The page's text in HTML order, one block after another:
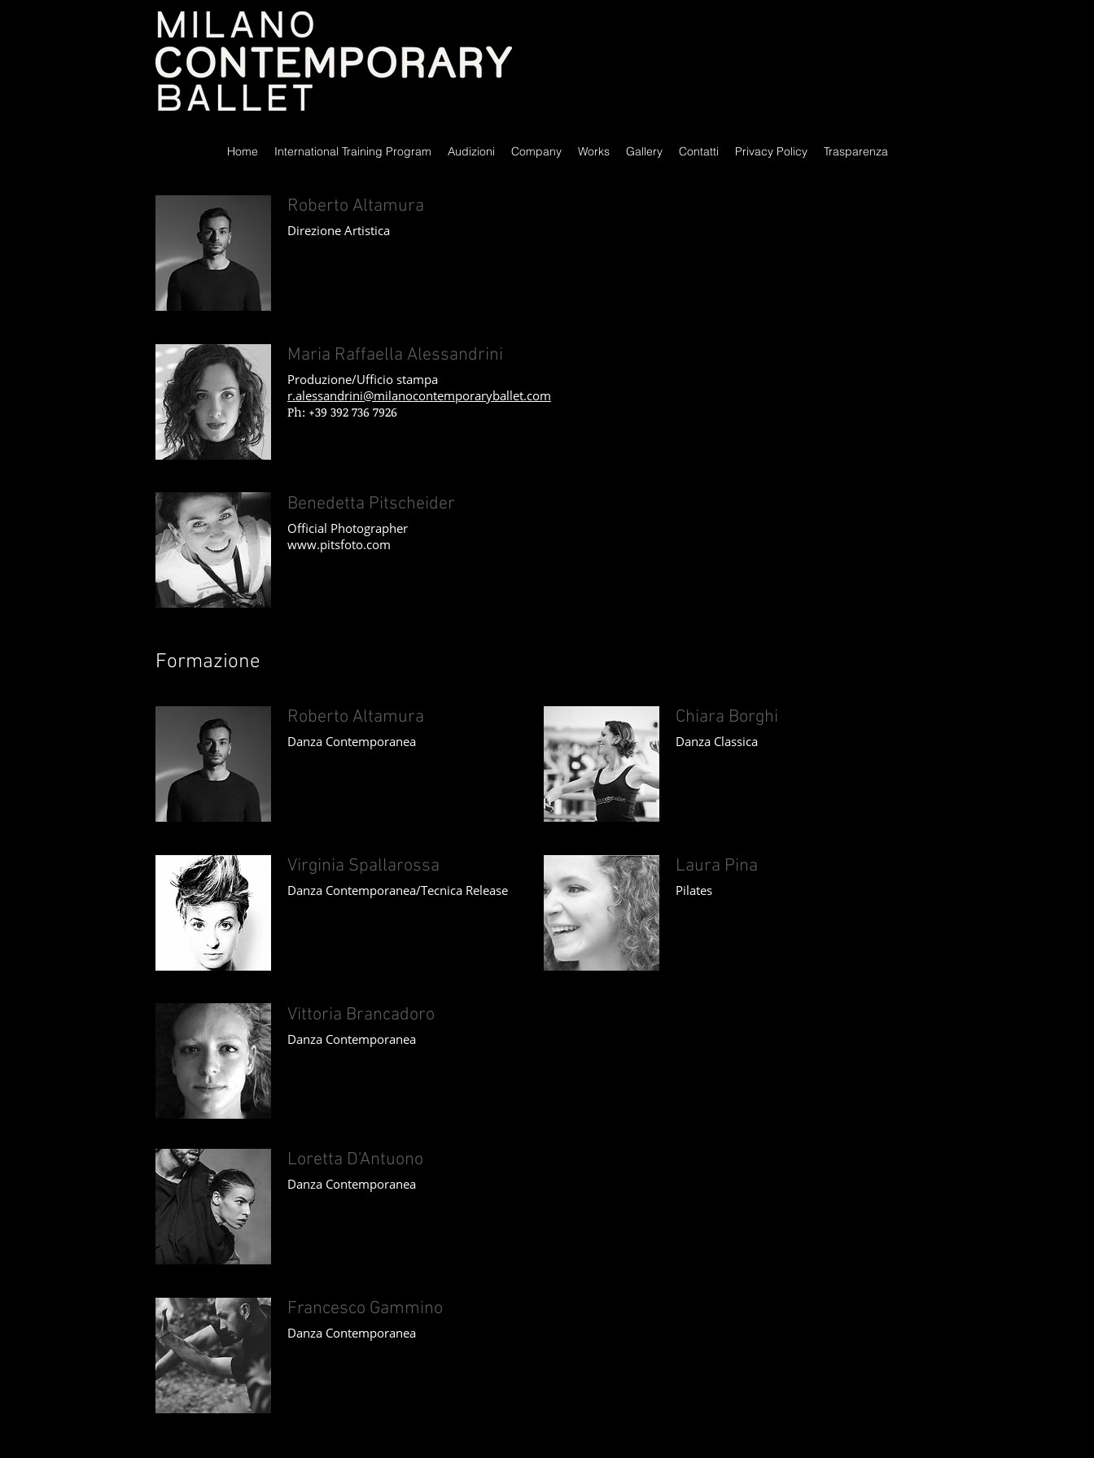
Home International Training Program Audizioni Company Works Gallery Contatti Privacy Policy Trasparenza
Roberto Altamura
Direzione Artistica
Maria Raffaella Alessandrini
Produzione/Ufficio stampa
r.alessandrini@milanocontemporaryballet.com
Ph: +39 392 736 7926
Benedetta Pitscheider
Official Photographer
www.pitsfoto.com
Formazione
Roberto Altamura
Danza Contemporanea
Virginia Spallarossa
Danza Contemporanea/Tecnica Release
Vittoria Brancadoro
Danza Contemporanea
Chiara Borghi
Danza Classica
Laura Pina
Pilates
Loretta D'Antuono
Danza Contemporanea
Francesco Gammino
Danza Contemporanea